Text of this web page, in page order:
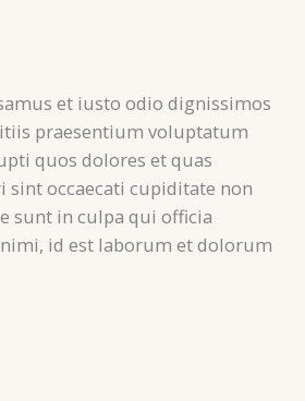
et iusto odio dignissimos
praesentium voluptatum
quos dolores et quas
sint occaecati cupiditate non
sunt in culpa qui officia
id est laborum et dolorum